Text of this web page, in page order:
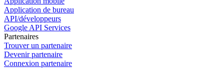
Application de bureau
API/développeurs
Google API Services
Partenaires
Trouver un partenaire
Devenir partenaire
Connexion partenaire